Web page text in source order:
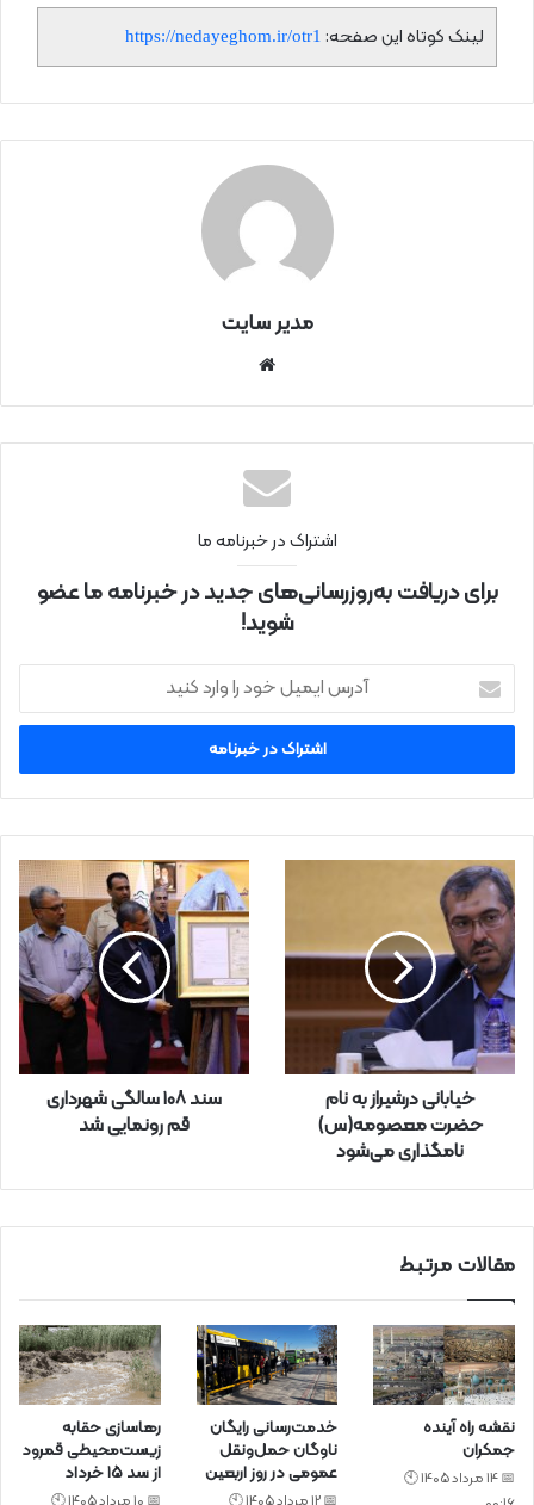
لینک کوتاه این صفحه: https://nedayeghom.ir/otr1
مدیر سایت
نتی
اشتراک در خبرنامه ما
برای دریافت به‌روزرسانی‌های جدید در خبرنامه ما عضو
شوید!
ر
ا
ی
ل
خ
و
د
ر
ا
و
ا
ر
خیابانی درشیراز به نام
حضرت معصومه(س)
نامگذاری می‌شود
سند ۱۰۸ سالگی شهرداری
قم رونمایی شد
مقالات مرتبط
نقشه راه آینده
جمکران
📅 14 مرداد 1405 🕙
خدمت‌رسانی رایگان
ناوگان حمل‌ونقل
عمومی در روز اربعین
رهاسازی حقابه
زیست‌محیطی قمرود
از سد ۱۵ خرداد